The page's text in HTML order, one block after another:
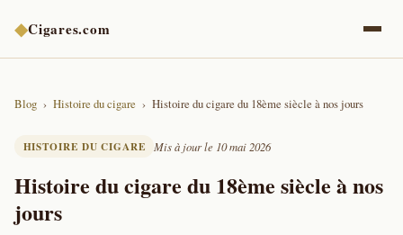
◆Cigares.com
Blog Histoire du cigare Histoire du cigare du 18ème siècle à nos jours
HISTOIRE DU CIGARE Mis à jour le 10 mai 2026
Histoire du cigare du 18ème siècle à nos
jours